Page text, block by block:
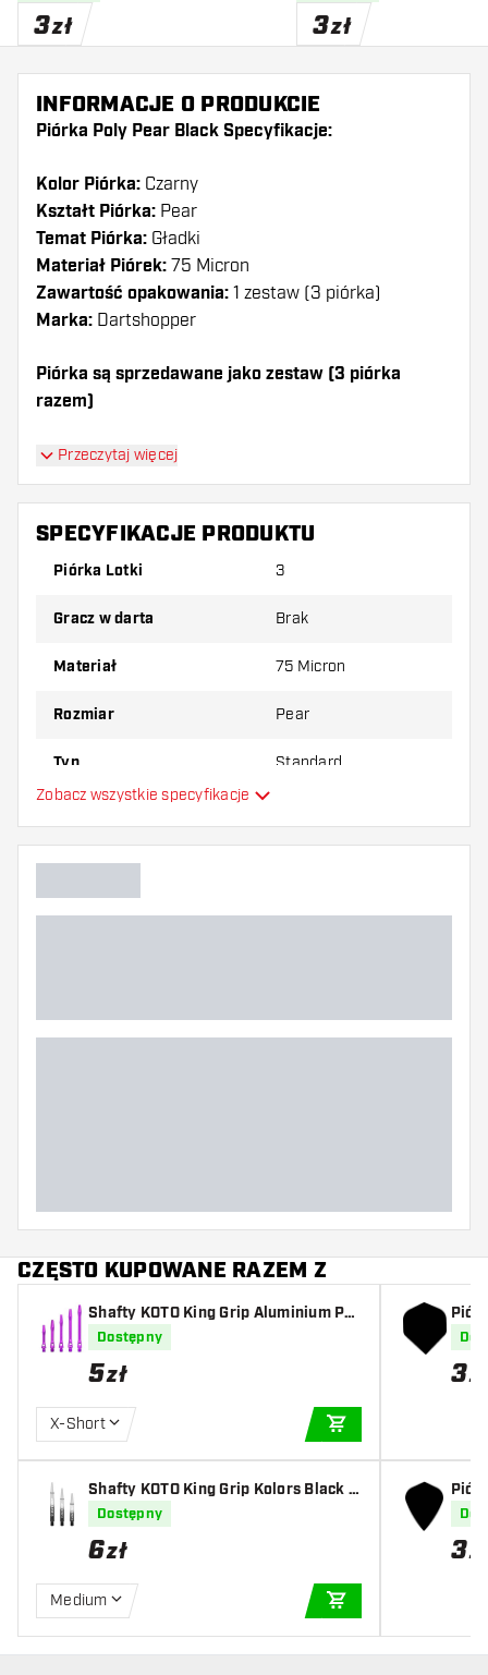
3zł 3zł
INFORMACJE O PRODUKCIE
Piórka Poly Pear Black Specyfikacje:
Kolor Piórka: Czarny
Kształt Piórka: Pear
Temat Piórka: Gładki
Materiał Piórek: 75 Micron
Zawartość opakowania: 1 zestaw (3 piórka)
Marka: Dartshopper
Piórka są sprzedawane jako zestaw (3 piórka
razem)
Dartshopper tip!
Upewnij się, że masz pod ręką dużo piórek i
shaftów. Mogą one zostać uszkodzone lub
Wypróbuj inny kształt, materiał lub grubość
najbardziej Ci odpowiada!
Przeczytaj więcej
SPECYFIKACJE PRODUKTU
Piórka Lotki 3
Gracz w darta Brak
Materiał 75 Micron
Rozmiar Pear
Typ Standard
Główny kolor
Zobacz wszystkie specyfikacje
CZĘSTO KUPOWANE RAZEM Z
Shafty KOTO King Grip Aluminium Pur
ple
Dostępny
5zł
X-Short
Shafty KOTO King Grip Kolors Black C
lear
Dostępny
6zł
Medium
3zł
3zł